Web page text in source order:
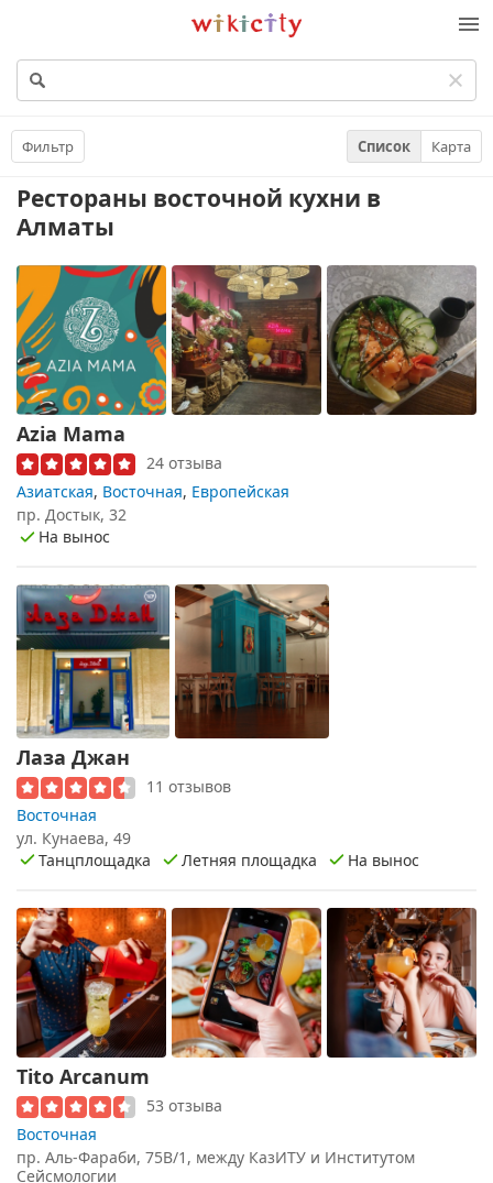
Викисити
Фильтр Список Карта
Рестораны восточной кухни в
Алматы
Azia Mama
24 отзыва
Азиатская, Восточная, Европейская
пр. Достык, 32
На вынос
Лаза Джан
11 отзывов
Восточная
ул. Кунаева, 49
Танцплощадка
Летняя площадка На вынос
Tito Arcanum
53 отзыва
Восточная
пр. Аль-Фараби, 75В/1, между КазИТУ и Институтом
Сейсмологии